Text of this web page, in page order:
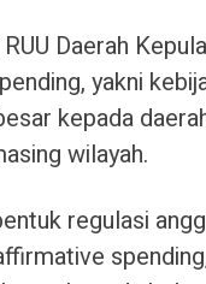
Daerah
yakni
kepada
wilayah.
regulasi